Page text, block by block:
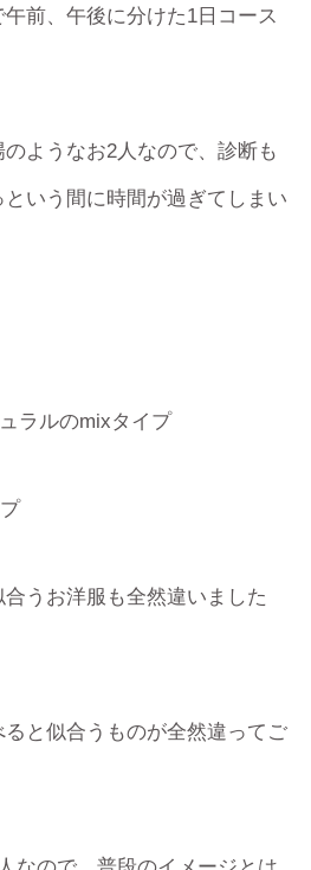
前、午後に分けた1日コース
ようなお2人なので、診断も
いう間に時間が過ぎてしまい
ラルのmixタイプ
うお洋服も全然違いました
と似合うものが全然違ってご